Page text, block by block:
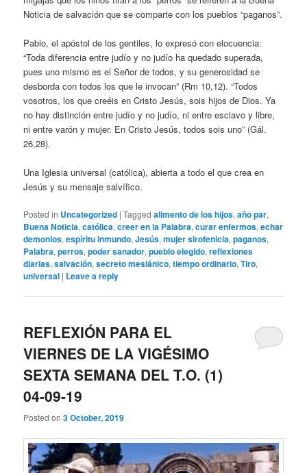
Noticia de salvación que se comparte con los pueblos “paganos”.
Pablo, el apóstol de los gentiles, lo expresó con elocuencia:
“Toda diferencia entre judío y no judío ha quedado superada,
pues uno mismo es el Señor de todos, y su generosidad se
desborda con todos los que le invocan” (Rm 10,12). “Todos
vosotros, los que creéis en Cristo Jesús, sois hijos de Dios. Ya
no hay distinción entre judío y no judío, ni entre esclavo y libre,
ni entre varón y mujer. En Cristo Jesús, todos sois uno” (Gál.
26,28).
Una Iglesia universal (católica), abierta a todo el que crea en
Jesús y su mensaje salvífico.
Posted in Uncategorized |Tagged alimento de los hijos,año par,
Buena Noticia,católica,creer en la Palabra,curar enfermos,echar
demonios,espíritu inmundo,Jesús,mujer sirofenicia,paganos,
Palabra,perros,poder sanador,pueblo elegido,reflexiones
diarias,salvación,secreto mesiánico,tiempo ordinario,Tiro,
universal | Leave a reply
REFLEXIÓN PARA EL
VIERNES DE LA VIGÉSIMO
SEXTA SEMANA DEL T.O. (1)
04-09-19
Posted on3 October, 2019